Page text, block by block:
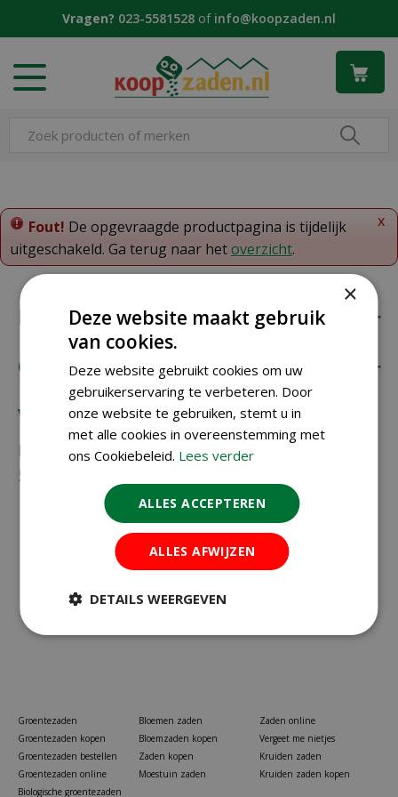
e
Vragen? 023-5581528 of info@koopzaden.nl
x
Fout! De opgevraagde productpagina is tijdelijk
uitgeschakeld. Ga terug naar hetoverzicht.
Koopzaden
Onze klantenservice
Vragen?
Neem gerust contact met ons op via
5581528
Groentezaden
Groentezaden kopen
Groentezaden bestellen
Groentezaden online
Biologische groentezaden
Bloemen zaden
Bloemzaden kopen
Zaden kopen
Moestuin zaden
Zaden online
Vergeet me nietjes
Kruiden zaden
Kruiden zaden kopen
×
Deze website maakt gebruik
van cookies.
Deze website gebruikt cookies om uw
gebruikerservaring te verbeteren. Door
onze website te gebruiken, stemt u in
met alle cookies in overeenstemming met
ons Cookiebeleid. Lees verder
ALLES ACCEPTEREN
ALLES AFWIJZEN
DETAILS WEERGEVEN